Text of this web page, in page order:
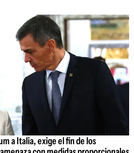
a Italia, exige el fin de los